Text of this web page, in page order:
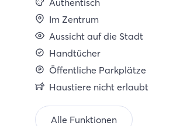
Authentisch
Im Zentrum
Aussicht auf die Stadt
Handtücher
Öffentliche Parkplätze
Haustiere nicht erlaubt
Alle Funktionen